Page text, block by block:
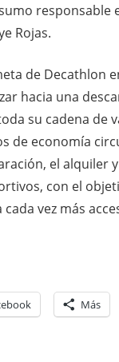
responsable
Rojas.
de Decathlon
hacia una
su cadena de
de economía
el alquiler
con el
vez más
Más